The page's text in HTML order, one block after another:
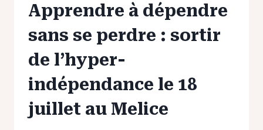
Apprendre à dépendre
sans se perdre : sortir
de l’hyper-
indépendance le 18
juillet au Melice